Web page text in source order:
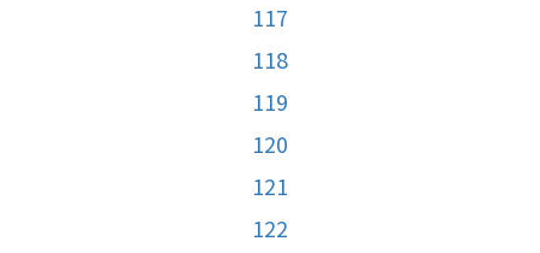
117
118
119
120
121
122